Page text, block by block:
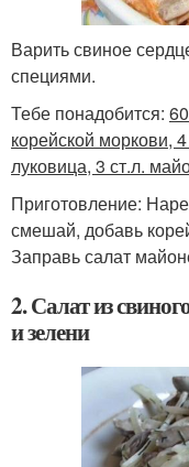
Варить свиное
специями.
Тебе понадобится:
корейской моркови,
луковица, 3 ст.л.
Приготовление:
смешай, добавь
Заправь салат
2. Салат из
и зелени